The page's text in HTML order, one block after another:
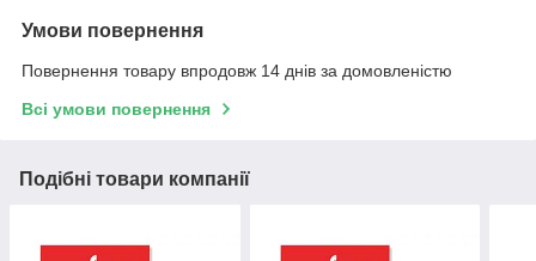
Умови повернення
Повернення товару впродовж 14 днів за домовленістю
Всі умови повернення
Подібні товари компанії